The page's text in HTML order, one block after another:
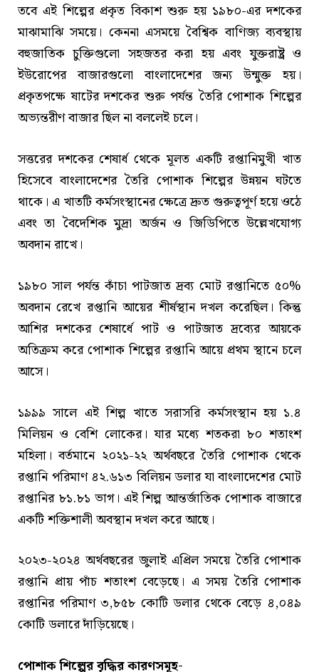
তবে এই শিল্পের প্রকৃত বিকাশ শুরু হয় ১৯৮০-এর দশকের
মাঝামাঝি সময়ে। কেননা এসময়ে বৈশ্বিক বাণিজ্য ব্যবস্থায়
বহুজাতিক চুক্তিগুলো সহজতর করা হয় এবং যুক্তরাষ্ট্র ও
ইউরোপের বাজারগুলো বাংলাদেশের জন্য উন্মুক্ত হয়।
প্রকৃতপক্ষে ষাটের দশকের শুরু পর্যন্ত তৈরি পোশাক শিল্পের
অভ্যন্তরীণ বাজার ছিল না বললেই চলে।
সত্তরের দশকের শেষার্ধ থেকে মূলত একটি রপ্তানিমুখী খাত
হিসেবে বাংলাদেশের তৈরি পোশাক শিল্পের উন্নয়ন ঘটতে
থাকে। এ খাতটি কর্মসংস্থানের ক্ষেত্রে দ্রুত গুরুত্বপূর্ণ হয়ে ওঠে
এবং তা বৈদেশিক মুদ্রা অর্জন ও জিডিপিতে উল্লেখযোগ্য
অবদান রাখে।
১৯৮০ সাল পর্যন্ত কাঁচা পাটজাত দ্রব্য মোট রপ্তানিতে ৫০%
অবদান রেখে রপ্তানি আয়ের শীর্ষস্থান দখল করেছিল। কিন্তু
আশির দশকের শেষার্ধে পাট ও পাটজাত দ্রব্যের আয়কে
অতিক্রম করে পোশাক শিল্পের রপ্তানি আয়ে প্রথম স্থানে চলে
আসে।
১৯৯৯ সালে এই শিল্প খাতে সরাসরি কর্মসংস্থান হয় ১.৪
মিলিয়ন ও বেশি লোকের। যার মধ্যে শতকরা ৮০ শতাংশ
মহিলা। বর্তমানে ২০২১-২২ অর্থবছরে তৈরি পোশাক থেকে
রপ্তানি পরিমাণ ৪২.৬১৩ বিলিয়ন ডলার যা বাংলাদেশের মোট
রপ্তানির ৮১.৮১ ভাগ। এই শিল্প আন্তর্জাতিক পোশাক বাজারে
একটি শক্তিশালী অবস্থান দখল করে আছে।
২০২৩-২০২৪ অর্থবছরের জুলাই এপ্রিল সময়ে তৈরি পোশাক
রপ্তানি প্রায় পাঁচ শতাংশ বেড়েছে। এ সময় তৈরি পোশাক
রপ্তানির পরিমাণ ৩,৮৫৮ কোটি ডলার থেকে বেড়ে ৪,০৪৯
কোটি ডলারে দাঁড়িয়েছে।
পোশাক শিল্পের বৃদ্ধির কারণসমূহ-